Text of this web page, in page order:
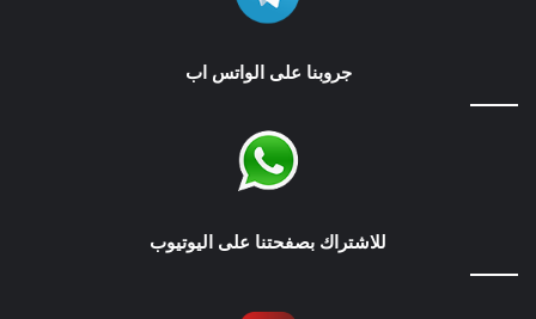
جروبنا على الواتس اب
للاشتراك بصفحتنا على اليوتيوب